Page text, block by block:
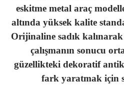
eskitme metal araç
altında yüksek kalite
Orijinaline sadık
çalışmanın sonucu
güzellikteki dekoratif antik
fark yaratmak için